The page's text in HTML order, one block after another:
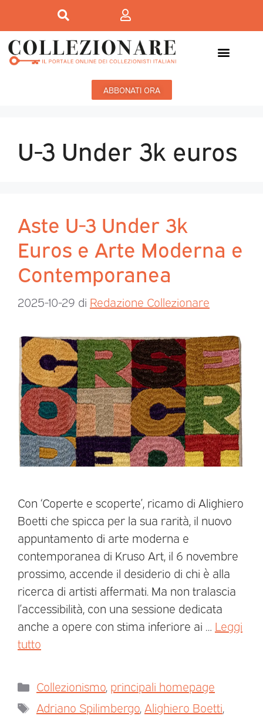
ABBONATI ORA
U-3 Under 3k euros
Aste U-3 Under 3k
Euros e Arte Moderna e
Contemporanea
2025-10-29 di Redazione Collezionare
Con ‘Coperte e scoperte’, ricamo di Alighiero
Boetti che spicca per la sua rarità, il nuovo
appuntamento di arte moderna e
contemporanea di Kruso Art, il 6 novembre
prossimo, accende il desiderio di chi è alla
ricerca di artisti affermati. Ma non tralascia
l’accessibilità, con una sessione dedicata
anche a opere con stima inferiore ai … Leggi
tutto
Collezionismo principali homepage
Adriano Spilimbergo Alighiero Boetti